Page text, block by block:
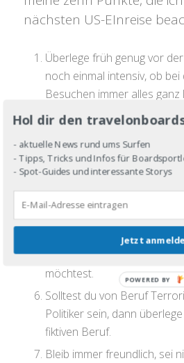
nächsten US-EInreise
Überlege früh genug vor
noch einmal intensiv, ob
Besuchen immer alles ganz
Stelle dich in der Schlange
Auch wenn du die Fragen
antworte irgend etwas.
wenn Du am Ende nicht dort
Überlege dir einen
gute Geschichte, warum du
möchtest.
Solltest du von Beruf
Politiker sein, dann
fiktiven Beruf.
Bleib immer freundlich, sei
Hol dir den
- aktuelle News rund ums Surfen
- Tipps, Tricks und Infos für
- Spot-Guides und interessante Storys
Jetzt
POWERED
BY